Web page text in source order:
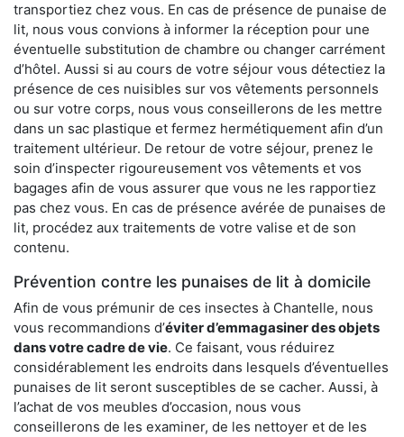
transportiez chez vous. En cas de présence de punaise de
lit, nous vous convions à informer la réception pour une
éventuelle substitution de chambre ou changer carrément
d’hôtel. Aussi si au cours de votre séjour vous détectiez la
présence de ces nuisibles sur vos vêtements personnels
ou sur votre corps, nous vous conseillerons de les mettre
dans un sac plastique et fermez hermétiquement afin d’un
traitement ultérieur. De retour de votre séjour, prenez le
soin d’inspecter rigoureusement vos vêtements et vos
bagages afin de vous assurer que vous ne les rapportiez
pas chez vous. En cas de présence avérée de punaises de
lit, procédez aux traitements de votre valise et de son
contenu.
Prévention contre les punaises de lit à domicile
Afin de vous prémunir de ces insectes à Chantelle, nous
vous recommandions d’éviter d’emmagasiner des objets
dans votre cadre de vie. Ce faisant, vous réduirez
considérablement les endroits dans lesquels d’éventuelles
punaises de lit seront susceptibles de se cacher. Aussi, à
l’achat de vos meubles d’occasion, nous vous
conseillerons de les examiner, de les nettoyer et de les